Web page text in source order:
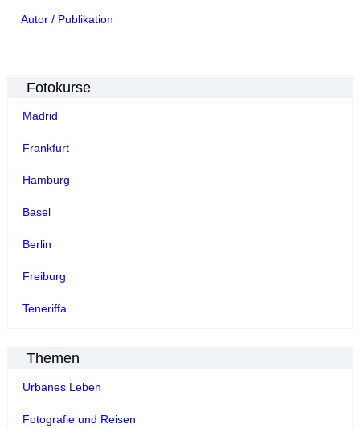
Autor / Publikation
Fotokurse
Madrid
Frankfurt
Hamburg
Basel
Berlin
Freiburg
Teneriffa
Themen
Urbanes Leben
Fotografie und Reisen